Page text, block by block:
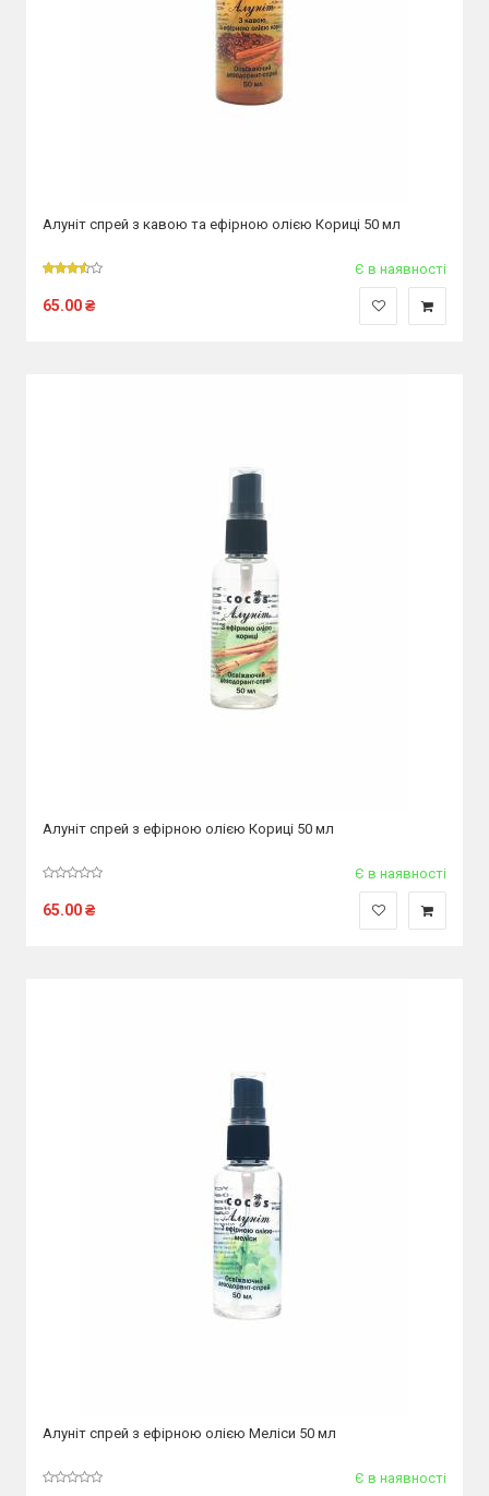
Алуніт спрей з кавою та ефірною олією Кориці 50 мл
Є в наявності
65.00₴
Алуніт спрей з ефірною олією Кориці 50 мл
Є в наявності
65.00₴
Алуніт спрей з ефірною олією Меліси 50 мл
Є в наявності